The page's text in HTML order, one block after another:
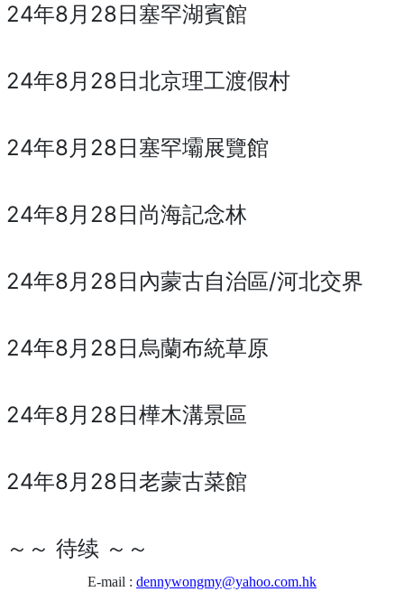
24年8月28日塞罕湖賓館
24年8月28日北京理工渡假村
24年8月28日塞罕壩展覽館
24年8月28日尚海記念林
24年8月28日內蒙古自治區/河北交界
24年8月28日烏蘭布統草原
24年8月28日樺木溝景區
24年8月28日老蒙古菜館
～～ 待续 ～～
E-mail : dennywongmy@yahoo.com.hk